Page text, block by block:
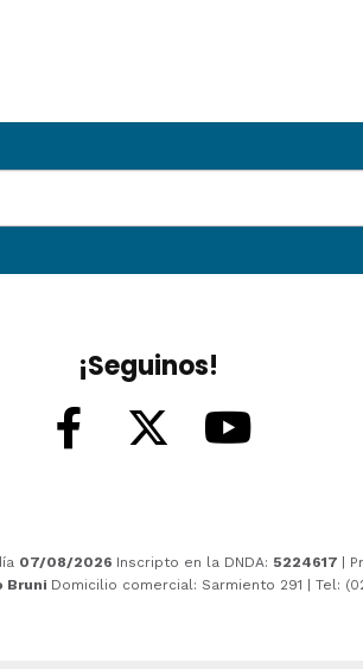
¡Seguinos!
07/08/2026 Inscripto en la DNDA: 5224617 |
Bruni Domicilio comercial: Sarmiento 291 | Tel: